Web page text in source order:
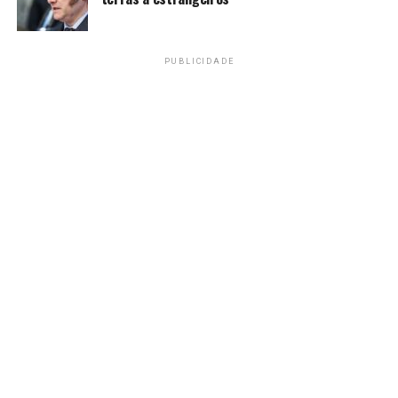
marcou aos nove minutos para os uzbeques -, a seleção
congolesa arrematou a vaga no mata-mata com dois
PUBLICIDADE